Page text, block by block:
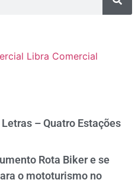
Libra Comercial
– Quatro Estações
Rota Biker e se
o mototurismo no